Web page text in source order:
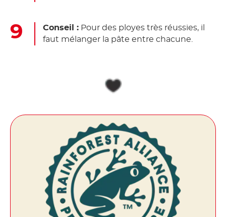
Conseil : Pour des ployes très réussies, il
faut mélanger la pâte entre chacune.